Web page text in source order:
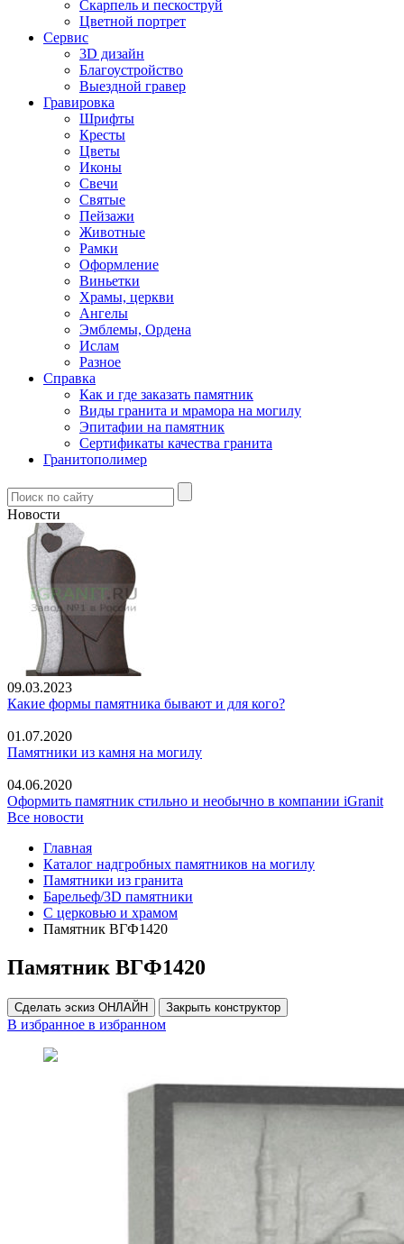
Скарпель и пескоструй
Цветной портрет
Сервис
3D дизайн
Благоустройство
Выездной гравер
Гравировка
Шрифты
Кресты
Цветы
Иконы
Свечи
Святые
Пейзажи
Животные
Рамки
Оформление
Виньетки
Храмы, церкви
Ангелы
Эмблемы, Ордена
Ислам
Разное
Справка
Как и где заказать памятник
Виды гранита и мрамора на могилу
Эпитафии на памятник
Сертификаты качества гранита
Гранитополимер
Новости
09.03.2023
Какие формы памятника бывают и для кого?
01.07.2020
Памятники из камня на могилу
04.06.2020
Оформить памятник стильно и необычно в компании iGranit
Все новости
Главная
Каталог надгробных памятников на могилу
Памятники из гранита
Барельеф/3D памятники
С церковью и храмом
Памятник ВГФ1420
Памятник ВГФ1420
Сделать эскиз ОНЛАЙН Закрыть конструктор
В избранное в избранном